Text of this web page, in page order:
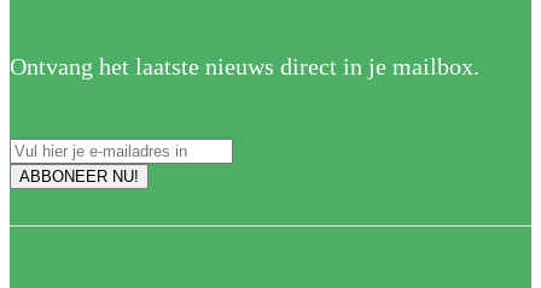
Ontvang het laatste nieuws direct in je mailbox.